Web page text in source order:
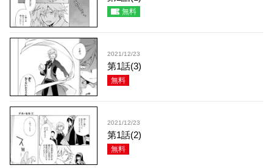
無料
2021/12/23
第1話(3)
無料
2021/12/23
第1話(2)
無料